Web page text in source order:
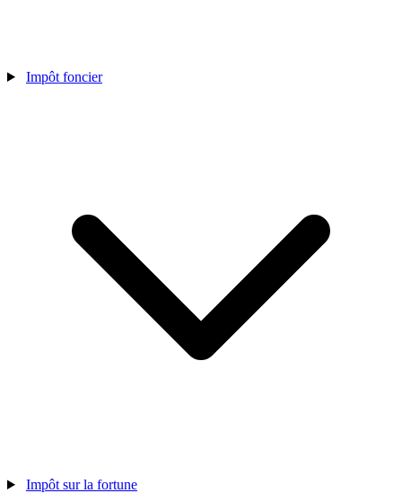
Impôt foncier
Impôt sur la fortune